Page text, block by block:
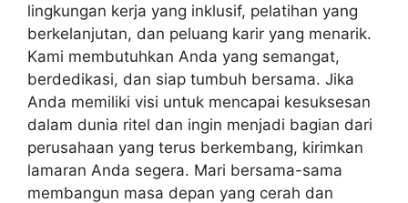
lingkungan kerja yang inklusif, pelatihan yang
berkelanjutan, dan peluang karir yang menarik.
Kami membutuhkan Anda yang semangat,
berdedikasi, dan siap tumbuh bersama. Jika
Anda memiliki visi untuk mencapai kesuksesan
dalam dunia ritel dan ingin menjadi bagian dari
perusahaan yang terus berkembang, kirimkan
lamaran Anda segera. Mari bersama-sama
membangun masa depan yang cerah dan